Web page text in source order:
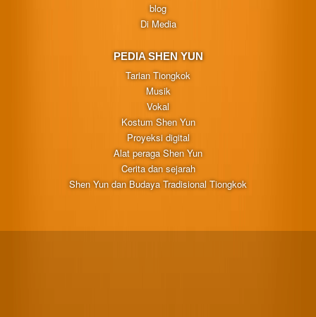
blog
Di Media
PEDIA SHEN YUN
Tarian Tiongkok
Musik
Vokal
Kostum Shen Yun
Proyeksi digital
Alat peraga Shen Yun
Cerita dan sejarah
Shen Yun dan Budaya Tradisional Tiongkok